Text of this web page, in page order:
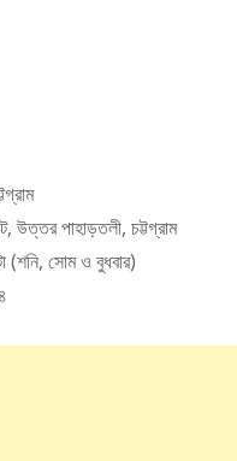
উত্তর পাহাড়তলী, চট্টগ্রাম
(শনি, সোম ও বুধবার)